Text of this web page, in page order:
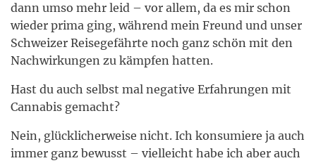
dann umso mehr leid – vor allem, da es mir schon
wieder prima ging, während mein Freund und unser
Schweizer Reisegefährte noch ganz schön mit den
Nachwirkungen zu kämpfen hatten.
Hast du auch selbst mal negative Erfahrungen mit
Cannabis gemacht?
Nein, glücklicherweise nicht. Ich konsumiere ja auch
immer ganz bewusst – vielleicht habe ich aber auch